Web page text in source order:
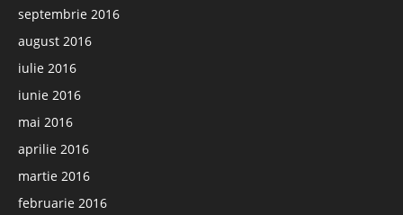
septembrie 2016
august 2016
iulie 2016
iunie 2016
mai 2016
aprilie 2016
martie 2016
februarie 2016